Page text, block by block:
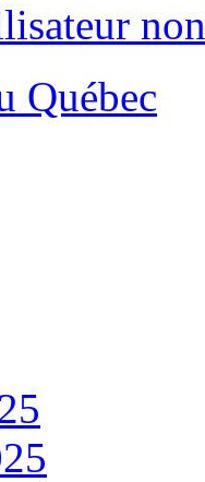
Québec